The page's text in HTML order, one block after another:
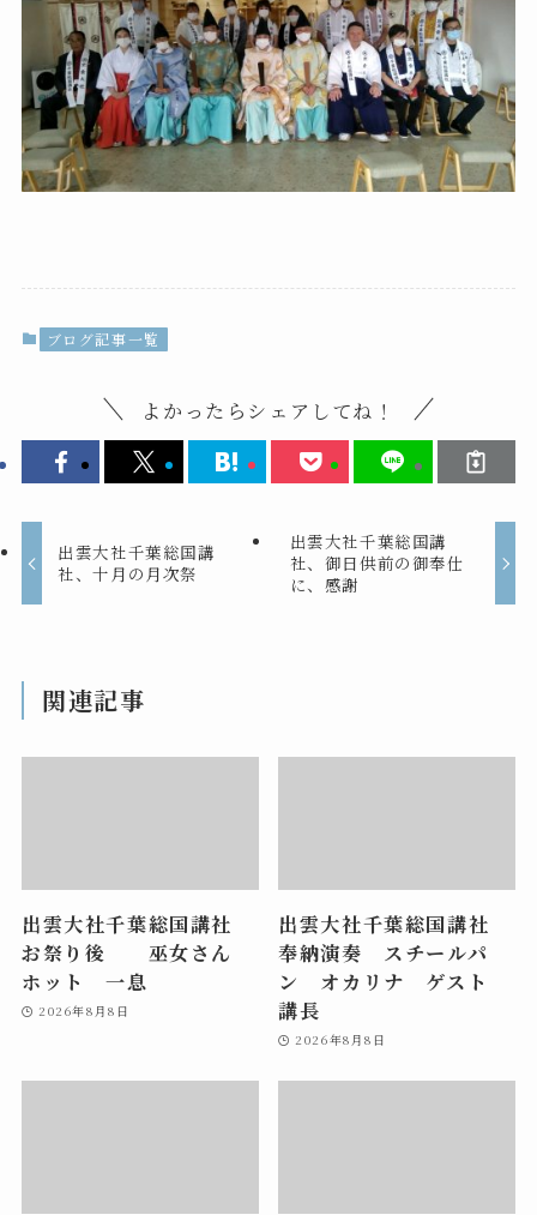
ブログ記事一覧
よかったらシェアしてね！
出雲大社千葉総国講
社、十月の月次祭
出雲大社千葉総国講
社、御日供前の御奉仕
に、感謝
関連記事
出雲大社千葉総国講社
お祭り後 巫女さん
ホット 一息
2026年8月8日
出雲大社千葉総国講社
奉納演奏 スチールパ
ン オカリナ ゲスト
講長
2026年8月8日